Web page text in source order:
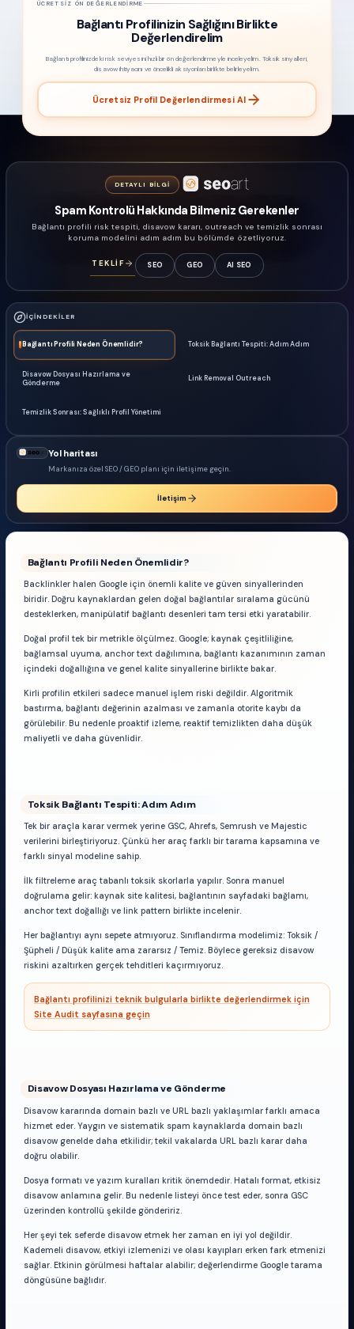
ÜCRETSIZ ÖN DEĞERLENDIRME
Bağlantı Profilinizin Sağlığını Birlikte
Değerlendirelim
Bağlantı profilinizdeki risk seviyesini hızlı bir ön değerlendirmeyle inceleyelim. Toksik sinyalleri,
disavow ihtiyacını ve öncelikli aksiyonları birlikte belirleyelim.
Ücretsiz Profil Değerlendirmesi Al
DETAYLI BILGI
Spam Kontrolü Hakkında Bilmeniz Gerekenler
Bağlantı profili risk tespiti, disavow kararı, outreach ve temizlik sonrası
koruma modelini adım adım bu bölümde özetliyoruz.
TEKLİF SEO GEO AI SEO
İÇINDEKILER
Bağlantı Profili Neden Önemlidir? Toksik Bağlantı Tespiti: Adım Adım
Disavow Dosyası Hazırlama ve
Gönderme
Link Removal Outreach
Temizlik Sonrası: Sağlıklı Profil Yönetimi
Yol haritası
Markanıza özel SEO / GEO planı için iletişime geçin.
İletişim
Bağlantı Profili Neden Önemlidir?
Backlinkler halen Google için önemli kalite ve güven sinyallerinden
biridir. Doğru kaynaklardan gelen doğal bağlantılar sıralama gücünü
desteklerken, manipülatif bağlantı desenleri tam tersi etki yaratabilir.
Doğal profil tek bir metrikle ölçülmez. Google; kaynak çeşitliliğine,
bağlamsal uyuma, anchor text dağılımına, bağlantı kazanımının zaman
içindeki doğallığına ve genel kalite sinyallerine birlikte bakar.
Kirli profilin etkileri sadece manuel işlem riski değildir. Algoritmik
bastırma, bağlantı değerinin azalması ve zamanla otorite kaybı da
görülebilir. Bu nedenle proaktif izleme, reaktif temizlikten daha düşük
maliyetli ve daha güvenlidir.
Toksik Bağlantı Tespiti: Adım Adım
Tek bir araçla karar vermek yerine GSC, Ahrefs, Semrush ve Majestic
verilerini birleştiriyoruz. Çünkü her araç farklı bir tarama kapsamına ve
farklı sinyal modeline sahip.
İlk filtreleme araç tabanlı toksik skorlarla yapılır. Sonra manuel
doğrulama gelir: kaynak site kalitesi, bağlantının sayfadaki bağlamı,
anchor text doğallığı ve link pattern birlikte incelenir.
Her bağlantıyı aynı sepete atmıyoruz. Sınıflandırma modelimiz: Toksik /
Şüpheli / Düşük kalite ama zararsız / Temiz. Böylece gereksiz disavow
riskini azaltırken gerçek tehditleri kaçırmıyoruz.
Bağlantı profilinizi teknik bulgularla birlikte değerlendirmek için
Site Audit sayfasına geçin
Disavow Dosyası Hazırlama ve Gönderme
Disavow kararında domain bazlı ve URL bazlı yaklaşımlar farklı amaca
hizmet eder. Yaygın ve sistematik spam kaynaklarda domain bazlı
disavow genelde daha etkilidir; tekil vakalarda URL bazlı karar daha
doğru olabilir.
Dosya formatı ve yazım kuralları kritik önemdedir. Hatalı format, etkisiz
disavow anlamına gelir. Bu nedenle listeyi önce test eder, sonra GSC
üzerinden kontrollü şekilde göndeririz.
Her şeyi tek seferde disavow etmek her zaman en iyi yol değildir.
Kademeli disavow, etkiyi izlemenizi ve olası kayıpları erken fark etmenizi
sağlar. Etkinin görülmesi haftalar alabilir; değerlendirme Google tarama
döngüsüne bağlıdır.